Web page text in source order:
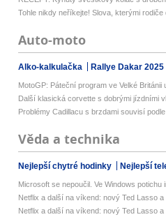
Tohle nikdy neříkejte! Slova, kterými rodiče
Auto-moto
Alko-kalkulačka Rallye Dakar 2025
MotoGP: Páteční program ve Velké Británii
Další klasická corvette s dobrými jízdními
Problémy Cadillacu s brzdami souvisí
Věda a technika
Nejlepší chytré hodinky Nejlepší
Microsoft se nepoučil. Ve Windows potichu
Netflix a další na víkend: nový Ted Lasso a
Netflix a další na víkend: nový Ted Lasso a